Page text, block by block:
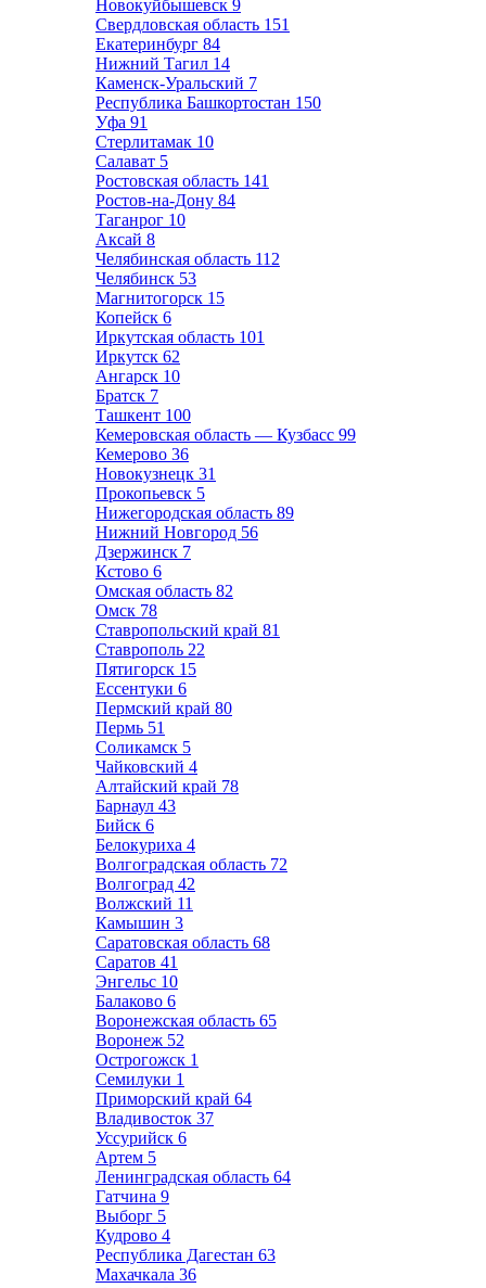
Новокуйбышевск 9
Свердловская область 151
Екатеринбург 84
Нижний Тагил 14
Каменск-Уральский 7
Республика Башкортостан 150
Уфа 91
Стерлитамак 10
Салават 5
Ростовская область 141
Ростов-на-Дону 84
Таганрог 10
Аксай 8
Челябинская область 112
Челябинск 53
Магнитогорск 15
Копейск 6
Иркутская область 101
Иркутск 62
Ангарск 10
Братск 7
Ташкент 100
Кемеровская область — Кузбасс 99
Кемерово 36
Новокузнецк 31
Прокопьевск 5
Нижегородская область 89
Нижний Новгород 56
Дзержинск 7
Кстово 6
Омская область 82
Омск 78
Ставропольский край 81
Ставрополь 22
Пятигорск 15
Ессентуки 6
Пермский край 80
Пермь 51
Соликамск 5
Чайковский 4
Алтайский край 78
Барнаул 43
Бийск 6
Белокуриха 4
Волгоградская область 72
Волгоград 42
Волжский 11
Камышин 3
Саратовская область 68
Саратов 41
Энгельс 10
Балаково 6
Воронежская область 65
Воронеж 52
Острогожск 1
Семилуки 1
Приморский край 64
Владивосток 37
Уссурийск 6
Артем 5
Ленинградская область 64
Гатчина 9
Выборг 5
Кудрово 4
Республика Дагестан 63
Махачкала 36